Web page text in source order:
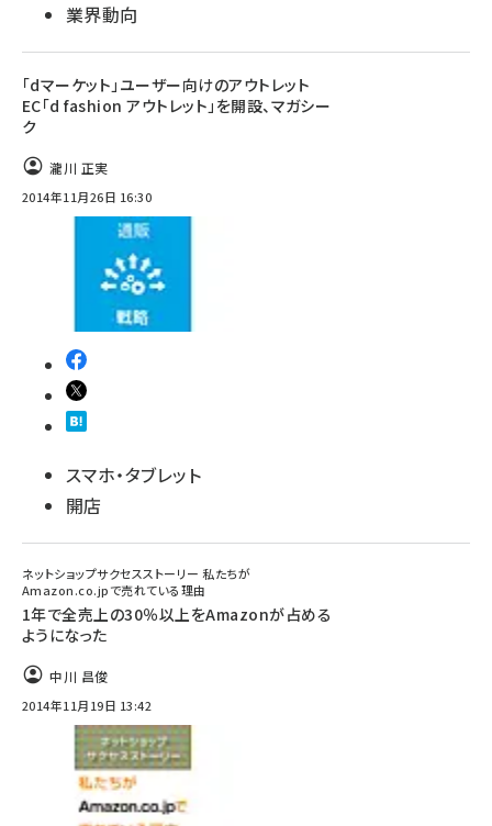
業界動向
「dマーケット」ユーザー向けのアウトレット
EC「d fashion アウトレット」を開設、マガシー
ク
瀧川 正実
2014年11月26日 16:30
スマホ・タブレット
開店
ネットショップサクセスストーリー 私たちが
Amazon.co.jpで売れている理由
1年で全売上の30％以上をAmazonが占める
ようになった
中川 昌俊
2014年11月19日 13:42